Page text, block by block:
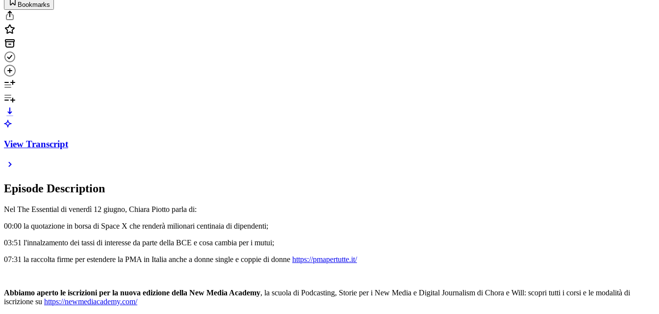
Bookmarks
View Transcript
Episode Description
Nel The Essential di venerdì 12 giugno, Chiara Piotto parla di:
00:00 la quotazione in borsa di Space X che renderà milionari centinaia di dipendenti;
03:51 l'innalzamento dei tassi di interesse da parte della BCE e cosa cambia per i mutui;
07:31 la raccolta firme per estendere la PMA in Italia anche a donne single e coppie di donne https://pmapertutte.it/
Abbiamo aperto le iscrizioni per la nuova edizione della New Media Academy, la scuola di Podcasting, Storie per i New Media e Digital Journalism di Chora e Will: scopri tutti i corsi e le modalità di
iscrizione su https://newmediacademy.com/